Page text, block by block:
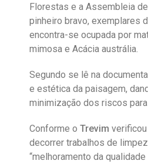
Florestas e a Assembleia
pinheiro bravo, exemplares
encontra-se ocupada por
mimosa e Acácia austrália.
Segundo se lê na
e estética da paisagem,
minimização dos riscos
Conforme o Trevim
decorrer trabalhos de
“melhoramento da